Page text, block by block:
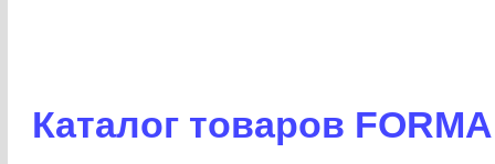
Каталог товаров